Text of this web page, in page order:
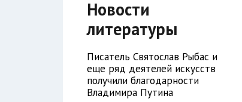
Новости
литературы
Писатель Святослав Рыбас и
еще ряд деятелей искусств
получили благодарности
Владимира Путина